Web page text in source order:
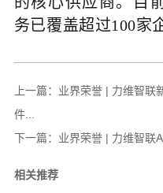
务已覆盖超过100家
上一篇： 业界荣誉 | 力维智联
件...
下一篇： 业界荣誉 | 力维智联
相关推荐